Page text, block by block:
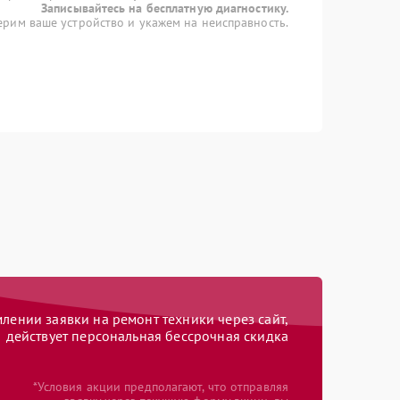
Записывайтесь на бесплатную диагностику.
ваше устройство и укажем на неисправность.
заявки на ремонт техники через сайт,
действует персональная бессрочная скидка
*Условия акции предполагают, что отправляя